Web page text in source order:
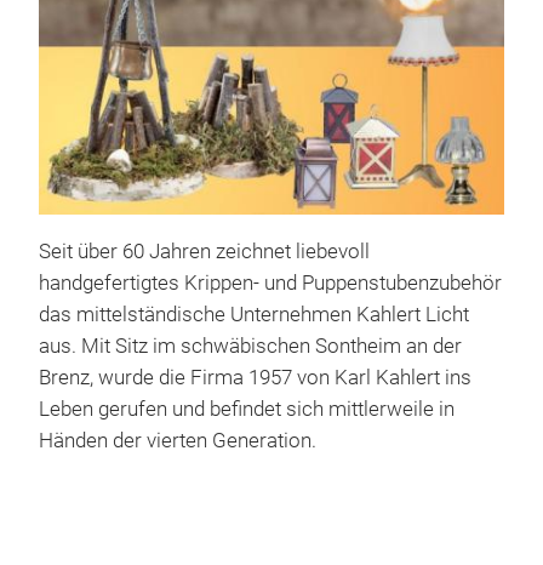
Seit über 60 Jahren zeichnet liebevoll
handgefertigtes Krippen- und Puppenstubenzubehör
das mittelständische Unternehmen Kahlert Licht
aus. Mit Sitz im schwäbischen Sontheim an der
Brenz, wurde die Firma 1957 von Karl Kahlert ins
Leben gerufen und befindet sich mittlerweile in
Händen der vierten Generation.